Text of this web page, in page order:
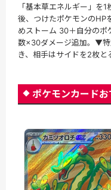
「基本草エネルギー」を
後、つけたポケモンの
めストーム 30＋自分のポ
数×30ダメージ追加。▼特
き、相手はサイドを2枚と
ポケモンカード